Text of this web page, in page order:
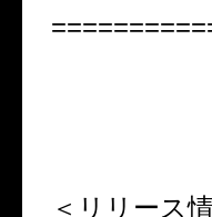
＜リリース